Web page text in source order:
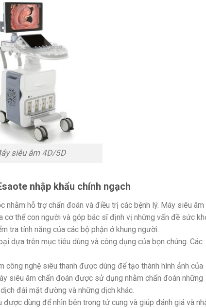
siêu âm 4D/5D
nhập khẩu chính ngạch
nhằm hỗ trợ chẩn đoán và điều trị các bệnh lý. Máy siêu
cơ thể con người và góp bác sĩ định vị những vấn đề sức
tra tính năng của các bộ phận ở khung người.
dựa trên mục tiêu dùng và công dụng của bọn chúng. Các
công nghệ siêu thanh được dùng để tạo thành hình ảnh của
siêu âm chẩn đoán được sử dụng nhằm chẩn đoán những
đái mặt đường và những dịch khác.
dùng để nhìn bên trong tử cung và giúp đánh giá và